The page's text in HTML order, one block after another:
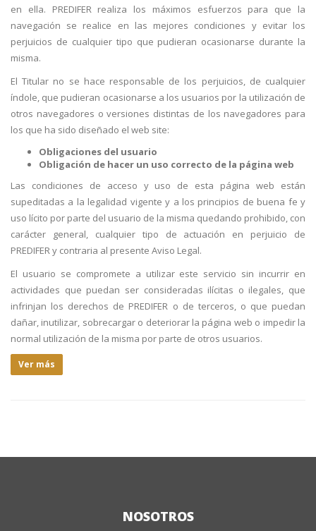
en ella. PREDIFER realiza los máximos esfuerzos para que la
navegación se realice en las mejores condiciones y evitar los
perjuicios de cualquier tipo que pudieran ocasionarse durante la
misma.
El Titular no se hace responsable de los perjuicios, de cualquier
índole, que pudieran ocasionarse a los usuarios por la utilización de
otros navegadores o versiones distintas de los navegadores para
los que ha sido diseñado el web site:
Obligaciones del usuario
Obligación de hacer un uso correcto de la página web
Las condiciones de acceso y uso de esta página web están
supeditadas a la legalidad vigente y a los principios de buena fe y
uso lícito por parte del usuario de la misma quedando prohibido, con
carácter general, cualquier tipo de actuación en perjuicio de
PREDIFER y contraria al presente Aviso Legal.
El usuario se compromete a utilizar este servicio sin incurrir en
actividades que puedan ser consideradas ilícitas o ilegales, que
infrinjan los derechos de PREDIFER o de terceros, o que puedan
dañar, inutilizar, sobrecargar o deteriorar la página web o impedir la
normal utilización de la misma por parte de otros usuarios.
Ver más
NOSOTROS